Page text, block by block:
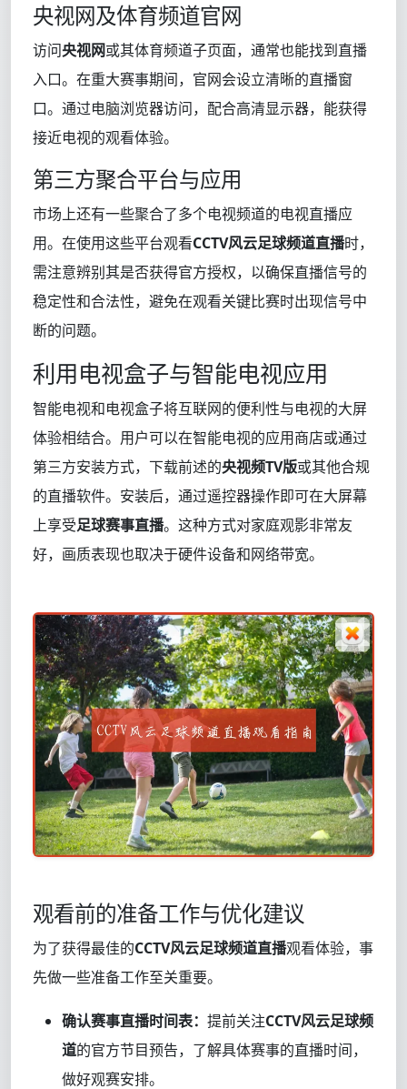
央视网及体育频道官网
访问央视网或其体育频道子页面，通常也能找到直播
入口。在重大赛事期间，官网会设立清晰的直播窗
口。通过电脑浏览器访问，配合高清显示器，能获得
接近电视的观看体验。
第三方聚合平台与应用
市场上还有一些聚合了多个电视频道的电视直播应
用。在使用这些平台观看CCTV风云足球频道直播时，
需注意辨别其是否获得官方授权，以确保直播信号的
稳定性和合法性，避免在观看关键比赛时出现信号中
断的问题。
利用电视盒子与智能电视应用
智能电视和电视盒子将互联网的便利性与电视的大屏
体验相结合。用户可以在智能电视的应用商店或通过
第三方安装方式，下载前述的央视频TV版或其他合规
的直播软件。安装后，通过遥控器操作即可在大屏幕
上享受足球赛事直播。这种方式对家庭观影非常友
好，画质表现也取决于硬件设备和网络带宽。
观看前的准备工作与优化建议
为了获得最佳的CCTV风云足球频道直播观看体验，事
先做一些准备工作至关重要。
确认赛事直播时间表： 提前关注CCTV风云足球频
道的官方节目预告，了解具体赛事的直播时间，
做好观赛安排。